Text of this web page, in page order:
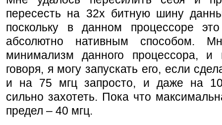
пересесть на 32х битную шину
поскольку в данном процессоре
абсолютно нативным способом.
минимализм данного процессора, и
говоря, я могу запускать его, если
и на 75 мгц запросто, и даже на
сильно захотеть. Пока что
предел – 40 мгц.